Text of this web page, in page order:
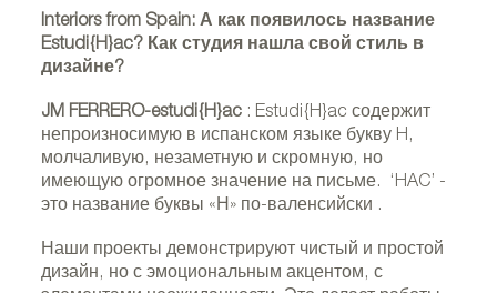
Interiors from Spain: А как появилось название
Estudi{H}ac? Как студия нашла свой стиль в
дизайне?
JM FERRERO-estudi{H}ac : Estudi{H}ac содержит
непроизносимую в испанском языке букву H,
молчаливую, незаметную и скромную, но
имеющую огромное значение на письме. ‘HAC’ -
это название буквы «Н» по-валенсийски .
Наши проекты демонстрируют чистый и простой
дизайн, но с эмоциональным акцентом, с